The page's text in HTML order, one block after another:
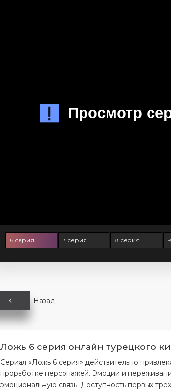
6 серия 7 серия 8 серия
Назад
Ложь 6 серия онлайн турецкого
Сериал «Ложь 6 серия» действительно
проработке персонажей. Эмоции и
эмоциональную связь. Доступность первых